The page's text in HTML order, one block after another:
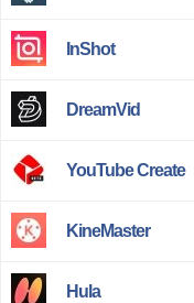
InShot
DreamVid
YouTube Create
KineMaster
Hula